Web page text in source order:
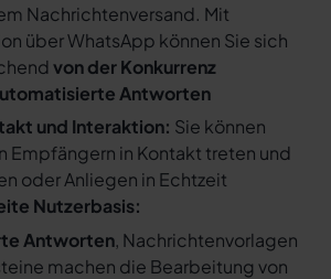
Nachrichtenversand. Mit
über WhatsApp können Sie sich
von der Konkurrenz
Antworten
und Interaktion: Sie können
Empfängern in Kontakt treten und
oder Anliegen in Echtzeit
Nutzerbasis:
Antworten, Nachrichtenvorlagen
machen die Bearbeitung von